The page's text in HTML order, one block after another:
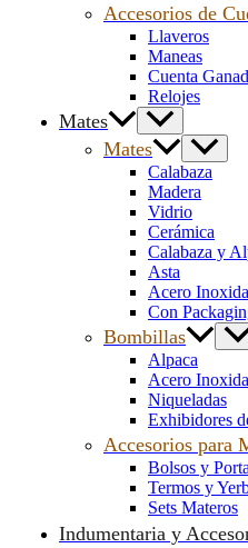
Accesorios de
Llaveros
Maneas
Cuenta
Relojes
Mates
Mates
Calabaza
Madera
Vidrio
Cerámica
Calabaza y
Asta
Acero
Con
Bombillas
Alpaca
Acero
Niqueladas
Exhibidores
Accesorios para
Bolsos y
Termos y
Sets Materos
Indumentaria y